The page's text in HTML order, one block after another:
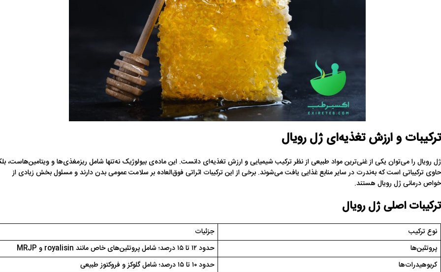
ترکیبات و ارزش تغذیه‌ای ژل رویال
ژل رویال را می‌توان یکی از غنی‌ترین مواد طبیعی از نظر ترکیب شیمیایی و ارزش تغذیه‌ای دانست. این ماده‌ی بیولوژیک نه‌تنها شامل ریزمغذی‌ها و ویتامین‌هاست،
حاوی ترکیباتی است که به‌ندرت در سایر منابع غذایی یافت می‌شوند. برخی از این ترکیبات اثراتی فوق‌العاده بر سلامت عمومی بدن دارند و مسئول بخش زیادی از
خواص درمانی ژل رویال هستند.
ترکیبات اصلی ژل رویال
نوع ترکیب
جزئیات
پروتئین‌ها
حدود ۱۲ تا ۱۵ درصد؛ شامل پروتئین‌های خاص مانند royalisin و MRJP
کربوهیدرات‌ها
حدود ۱۰ تا ۱۵ درصد؛ شامل گلوکز و فروکتوز طبیعی